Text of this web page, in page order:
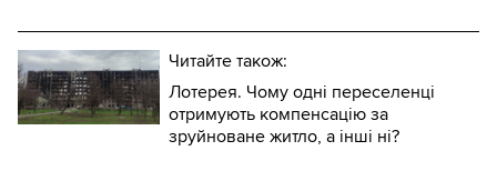
Читайте також:
Лотерея. Чому одні переселенці
отримують компенсацію за
зруйноване житло, а інші ні?